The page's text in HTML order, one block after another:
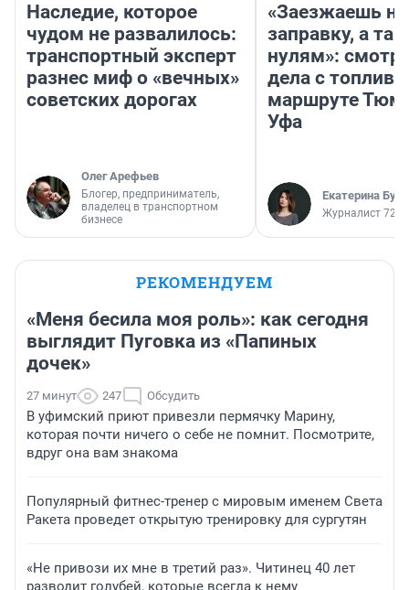
Наследие, которое
чудом не развалилось:
транспортный эксперт
разнес миф о «вечных»
советских дорогах
Олег Арефьев
Блогер, предприниматель,
владелец в транспортном
бизнесе
«Заезжаешь на
заправку, а
нулям»:
дела с
маршруте
Уфа
Екатерина
Журналист
РЕКОМЕНДУЕМ
«Меня бесила моя роль»: как сегодня
выглядит Пуговка из «Папиных
дочек»
27 минут 247 Обсудить
В уфимский приют привезли пермячку Марину,
которая почти ничего о себе не помнит. Посмотрите,
вдруг она вам знакома
Популярный фитнес-тренер с мировым именем Света
Ракета проведет открытую тренировку для сургутян
«Не привози их мне в третий раз». Читинец 40 лет
разводит голубей, которые всегда к нему